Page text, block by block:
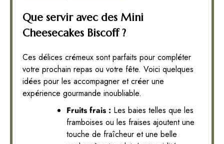
Que servir avec des Mini
Cheesecakes Biscoff ?
Ces délices crémeux sont parfaits pour compléter
votre prochain repas ou votre fête. Voici quelques
idées pour les accompagner et créer une
expérience gourmande inoubliable.
Fruits frais : Les baies telles que les
framboises ou les fraises ajoutent une
touche de fraîcheur et une belle